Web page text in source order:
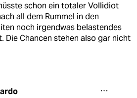
schon ein totaler Vollidiot
all dem Rummel in den
noch irgendwas belastendes
Die Chancen stehen also gar nicht